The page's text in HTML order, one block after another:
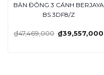
BÀN ĐÔNG 3 CÁNH BERJAYA
BS 3DF8/Z
₫47,469,000 ₫39,557,000